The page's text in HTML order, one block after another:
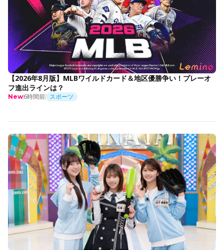
【2026年8月版】MLBワイルドカード＆地区優勝争い！プレーオ
フ進出ラインは？
New6時間前 スポーツ